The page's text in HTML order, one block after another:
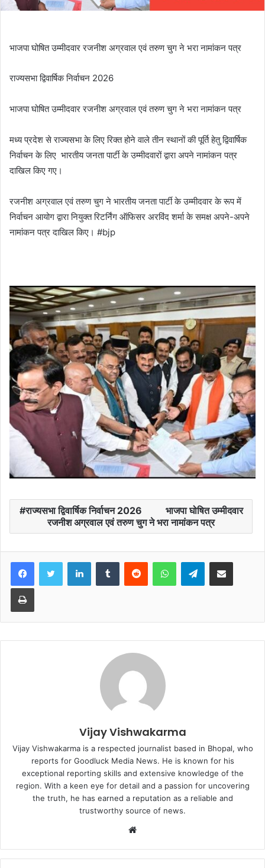
भाजपा घोषित उम्मीदवार रजनीश अग्रवाल एवं तरुण चुग ने भरा नामांकन पत्र
राज्यसभा द्विवार्षिक निर्वाचन 2026
भाजपा घोषित उम्मीदवार रजनीश अग्रवाल एवं तरुण चुग ने भरा नामांकन पत्र
मध्य प्रदेश से राज्यसभा के लिए रिक्त होने वाले तीन स्थानों की पूर्ति हेतु द्विवार्षिक
निर्वाचन के लिए भारतीय जनता पार्टी के उम्मीदवारों द्वारा अपने नामांकन पत्र
दाखिल किए गए।
रजनीश अग्रवाल एवं तरुण चुग ने भारतीय जनता पार्टी के उम्मीदवार के रूप में
निर्वाचन आयोग द्वारा नियुक्त रिटर्निंग ऑफिसर अरविंद शर्मा के समक्ष अपने-अपने
नामांकन पत्र दाखिल किए। #bjp
राज्यसभा द्विवार्षिक निर्वाचन 2026 भाजपा घोषित उम्मीदवार
रजनीश अग्रवाल एवं तरुण चुग ने भरा नामांकन पत्र
FacebookTwitter LinkedInTumblr Reddit WhatsAppTelegramShare via Email
Print
Vijay Vishwakarma
Vijay Vishwakarma is a respected journalist based in Bhopal, who
reports for Goodluck Media News. He is known for his
exceptional reporting skills and extensive knowledge of the
region. With a keen eye for detail and a passion for uncovering
the truth, he has earned a reputation as a reliable and
trustworthy source of news.
Website